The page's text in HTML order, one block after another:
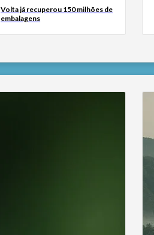
Volta já recuperou 150 milhões de
embalagens